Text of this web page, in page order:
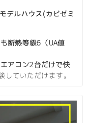
デルハウス(カビゼミ
断熱等級6（UA値
アコン2台だけで快
していただけます。